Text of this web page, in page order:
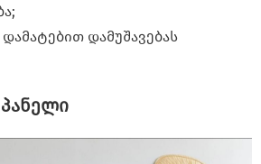
დამუშავებას